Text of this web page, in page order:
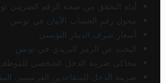
أداة التحقق من صحة الرقم الضريبي
محول رقم الحساب الآيبان في تونس
أسعار صرف الدينار التونسي
البحث عن الرمز البريدي في تونس
محاكي ضريبة الدخل الشخصي للموظف/
ضريبة الدخل للمتقاعدين الفرنسيين